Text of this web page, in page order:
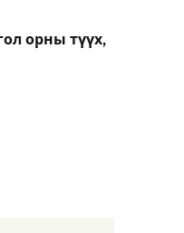
орны түүх,